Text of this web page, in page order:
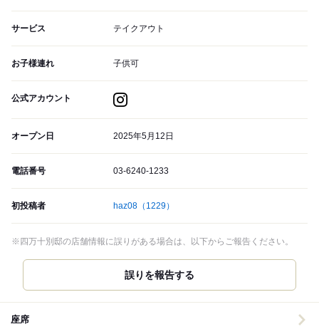
サービス テイクアウト
お子様連れ 子供可
公式アカウント
オープン日 2025年5月12日
電話番号 03-6240-1233
初投稿者 haz08 （1229）
※四万十別邸の店舗情報に誤りがある場合は、以下からご報告ください。
誤りを報告する
座席